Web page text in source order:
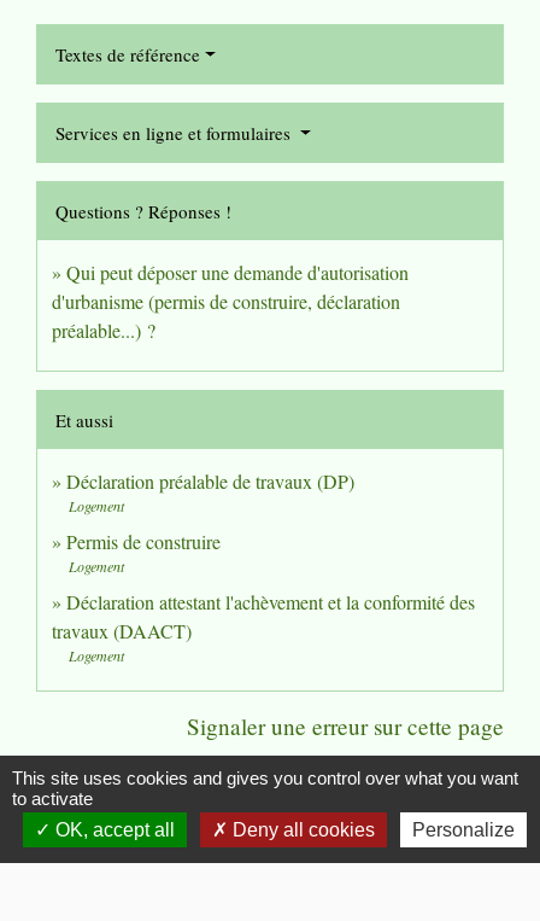
Textes de référence
Services en ligne et formulaires
Questions ? Réponses !
Qui peut déposer une demande d'autorisation
d'urbanisme (permis de construire, déclaration
préalable...) ?
Et aussi
Déclaration préalable de travaux (DP)
Logement
Permis de construire
Logement
Déclaration attestant l'achèvement et la conformité des
travaux (DAACT)
Logement
Signaler une erreur sur cette page
Flash Infos
This site uses cookies and gives you control over what you want
to activate
OK, accept all
Deny all cookies Personalize